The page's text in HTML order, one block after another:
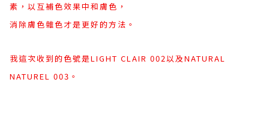
素，以互補色效果中和膚色，
消除膚色雜色才是更好的方法。
我這次收到的色號是LIGHT CLAIR 002以及NATURAL
NATUREL 003。